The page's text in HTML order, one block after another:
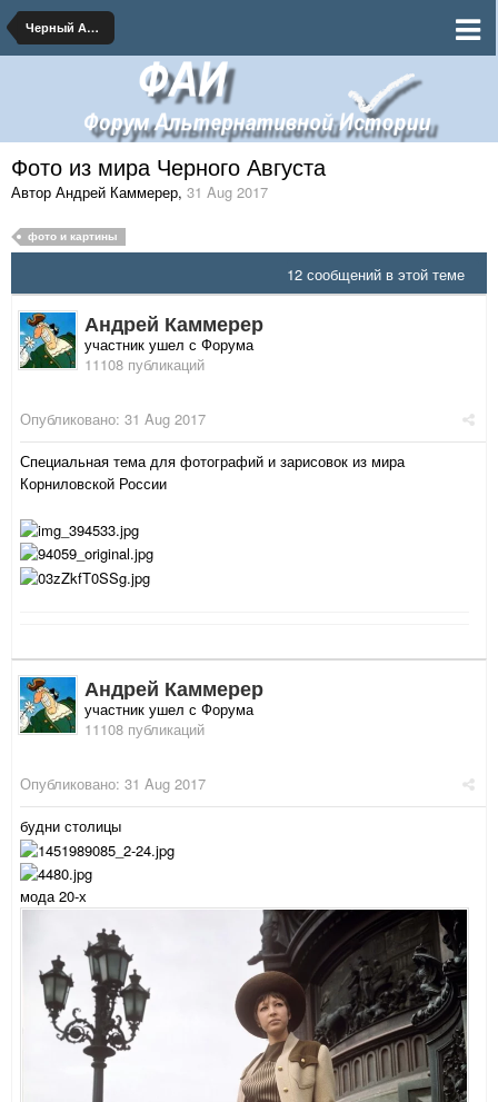
Черный Август 1917
Фото из мира Черного Августа
Автор Андрей Каммерер, 31 Aug 2017
фото и картины
12 сообщений в этой теме
Андрей Каммерер
участник ушел с Форума
11108 публикаций
Опубликовано: 31 Aug 2017
Специальная тема для фотографий и зарисовок из мира
Корниловской России
Андрей Каммерер
участник ушел с Форума
11108 публикаций
Опубликовано: 31 Aug 2017
будни столицы
мода 20-х